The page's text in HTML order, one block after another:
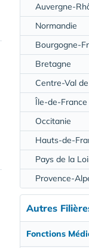
Auvergne-
Normandie
Bourgogne-
Bretagne
Centre-Val
Île-de-France
Occitanie
Hauts-de-
Pays de la
Provence-
Autres
Fonctions